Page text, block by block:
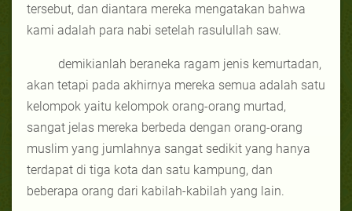
tersebut, dan diantara mereka mengatakan bahwa
kami adalah para nabi setelah rasulullah saw.
demikianlah beraneka ragam jenis kemurtadan,
akan tetapi pada akhirnya mereka semua adalah satu
kelompok yaitu kelompok orang-orang murtad,
sangat jelas mereka berbeda dengan orang-orang
muslim yang jumlahnya sangat sedikit yang hanya
terdapat di tiga kota dan satu kampung, dan
beberapa orang dari kabilah-kabilah yang lain.